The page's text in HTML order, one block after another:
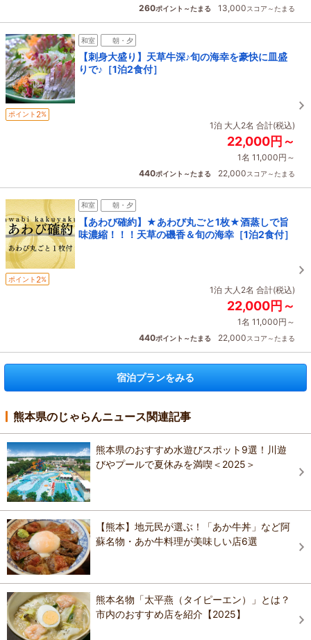
260ポイント～たまる 13,000スコア～たまる
和室 朝・夕
【刺身大盛り】天草牛深♪旬の海幸を豪快に皿盛
りで♪［1泊2食付］
ポイント 2%
1泊 大人2名 合計(税込)
22,000円～
1名 11,000円～
440ポイント～たまる 22,000スコア～たまる
和室 朝・夕
【あわび確約】★あわび丸ごと1枚★酒蒸しで旨
味濃縮！！！天草の磯香＆旬の海幸［1泊2食付］
ポイント 2%
1泊 大人2名 合計(税込)
22,000円～
1名 11,000円～
440ポイント～たまる 22,000スコア～たまる
宿泊プランをみる
熊本県のじゃらんニュース関連記事
熊本県のおすすめ水遊びスポット9選！川遊
びやプールで夏休みを満喫＜2025＞
【熊本】地元民が選ぶ！「あか牛丼」など阿
蘇名物・あか牛料理が美味しい店6選
熊本名物「太平燕（タイピーエン）」とは？
市内のおすすめ店を紹介【2025】